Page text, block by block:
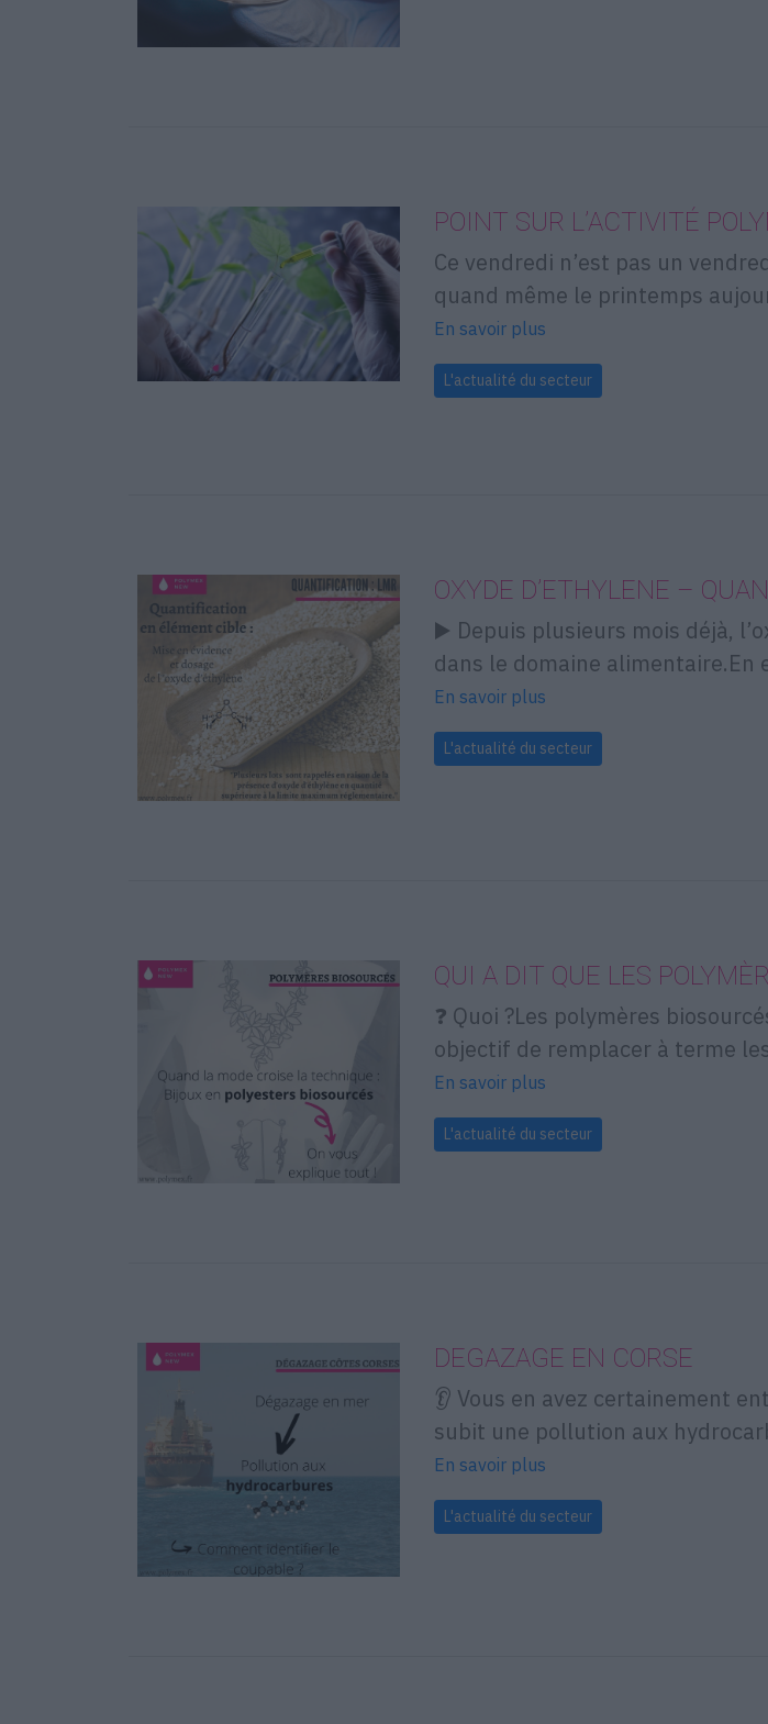
POINT SUR L’ACTIVITÉ
Ce vendredi n’est pas un
quand même le printemps
En savoir plus
L'actualité du secteur
OXYDE D’ETHYLENE –
▶️ Depuis plusieurs mois déjà,
dans le domaine alimentaire.En
En savoir plus
L'actualité du secteur
QUI A DIT QUE LES
❓ Quoi ?Les polymères
objectif de remplacer à terme
En savoir plus
L'actualité du secteur
DEGAZAGE EN CORSE
👂 Vous en avez certainement
subit une pollution aux
En savoir plus
L'actualité du secteur